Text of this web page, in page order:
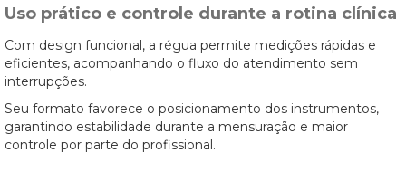
Uso prático e controle durante a rotina clínica
Com design funcional, a régua permite medições rápidas e
eficientes, acompanhando o fluxo do atendimento sem
interrupções.
Seu formato favorece o posicionamento dos instrumentos,
garantindo estabilidade durante a mensuração e maior
controle por parte do profissional.